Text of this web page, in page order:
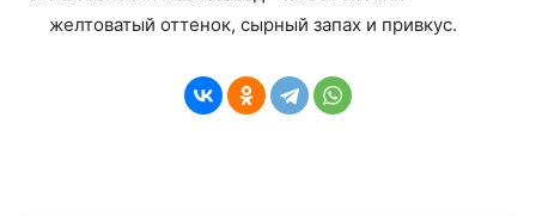
желтоватый оттенок, сырный запах и привкус.